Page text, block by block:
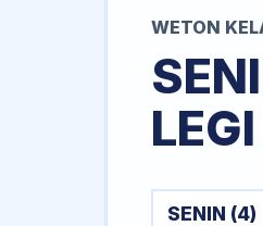
WETON
LEGI
SENIN (4)